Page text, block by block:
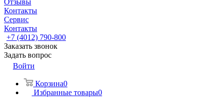
Отзывы
Контакты
Сервис
Контакты
+7 (4012) 790-800
Заказать звонок
Задать вопрос
Войти
Корзина0
Избранные товары0